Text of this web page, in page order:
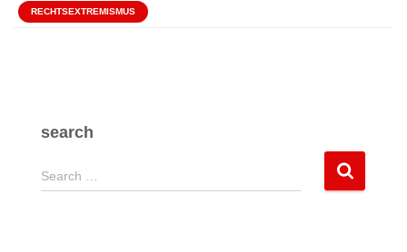
RECHTSEXTREMISMUS
search
S
e
Search …